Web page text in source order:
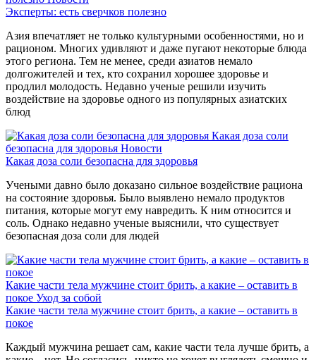
Эксперты: есть сверчков полезно
Азия впечатляет не только культурными особенностями, но и
рационом. Многих удивляют и даже пугают некоторые блюда
этого региона. Тем не менее, среди азиатов немало
долгожителей и тех, кто сохранил хорошее здоровье и
продлил молодость. Недавно ученые решили изучить
воздействие на здоровье одного из популярных азиатских
блюд
Какая доза соли
безопасна для здоровья Новости
Какая доза соли безопасна для здоровья
Учеными давно было доказано сильное воздействие рациона
на состояние здоровья. Было выявлено немало продуктов
питания, которые могут ему навредить. К ним относится и
соль. Однако недавно ученые выяснили, что существует
безопасная доза соли для людей
Какие части тела мужчине стоит брить, а какие – оставить в
покое Уход за собой
Какие части тела мужчине стоит брить, а какие – оставить в
покое
Каждый мужчина решает сам, какие части тела лучше брить, а